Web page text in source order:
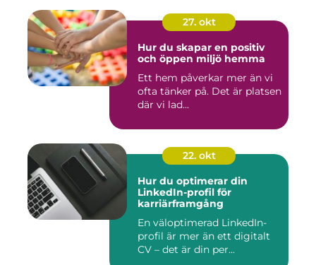
27. okt
Hur du skapar en positiv
och öppen miljö hemma
Ett hem påverkar mer än vi
ofta tänker på. Det är platsen
där vi lad...
22. okt
Hur du optimerar din
LinkedIn-profil för
karriärframgång
En väloptimerad LinkedIn-
profil är mer än ett digitalt
CV – det är din per...